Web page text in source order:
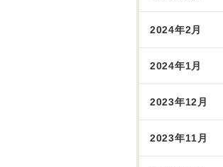
2024年2月
2024年1月
2023年12月
2023年11月